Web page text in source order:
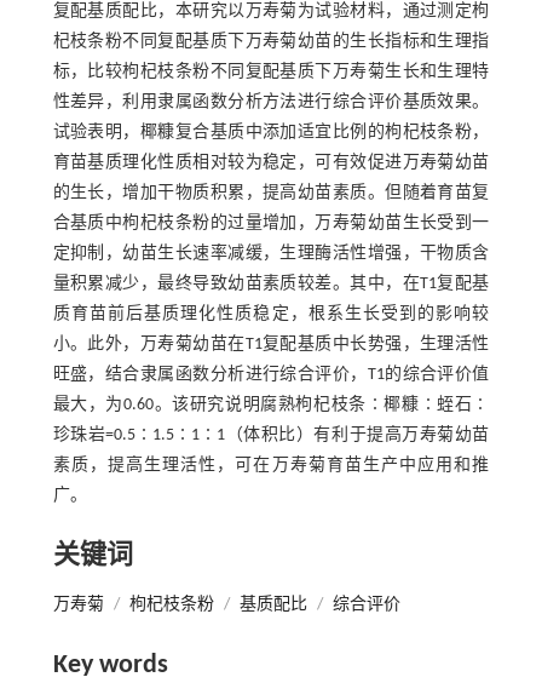
复配基质配比，本研究以万寿菊为试验材料，通过测定枸
杞枝条粉不同复配基质下万寿菊幼苗的生长指标和生理指
标，比较枸杞枝条粉不同复配基质下万寿菊生长和生理特
性差异，利用隶属函数分析方法进行综合评价基质效果。
试验表明，椰糠复合基质中添加适宜比例的枸杞枝条粉，
育苗基质理化性质相对较为稳定，可有效促进万寿菊幼苗
的生长，增加干物质积累，提高幼苗素质。但随着育苗复
合基质中枸杞枝条粉的过量增加，万寿菊幼苗生长受到一
定抑制，幼苗生长速率减缓，生理酶活性增强，干物质含
量积累减少，最终导致幼苗素质较差。其中，在T1复配基
质育苗前后基质理化性质稳定，根系生长受到的影响较
小。此外，万寿菊幼苗在T1复配基质中长势强，生理活性
旺盛，结合隶属函数分析进行综合评价，T1的综合评价值
最大，为0.60。该研究说明腐熟枸杞枝条∶椰糠∶蛭石∶
珍珠岩=0.5∶1.5∶1∶1（体积比）有利于提高万寿菊幼苗
素质，提高生理活性，可在万寿菊育苗生产中应用和推
广。
关键词
万寿菊 / 枸杞枝条粉 / 基质配比 / 综合评价
Key words